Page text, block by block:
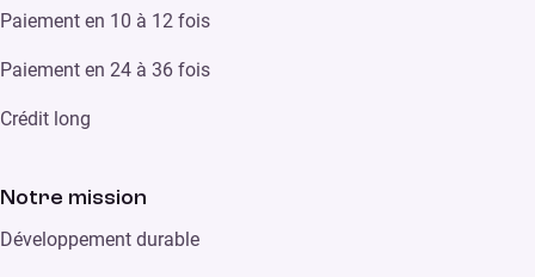
Paiement en 10 à 12 fois
Paiement en 24 à 36 fois
Crédit long
Notre mission
Développement durable